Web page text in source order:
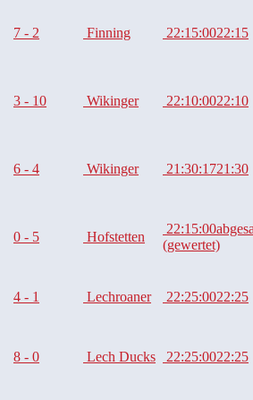
7 - 2 Finning 22:15:0022:15
3 - 10 Wikinger 22:10:0022:10
6 - 4 Wikinger 21:30:1721:30
0 - 5 Hofstetten
22:15:00
(gewertet)
4 - 1 Lechroaner 22:25:0022:25
8 - 0 Lech Ducks 22:25:0022:25